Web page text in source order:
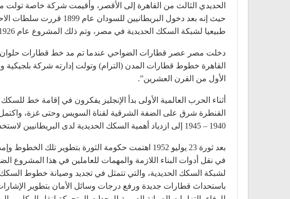
الحديدي الثالث من القاهرة إلى الأقصر، وأقيمت شركة خاصة
حيث إنه بعد دخول
طبيعيا لشبكة السكك الحديدية في مصر، وتم ذلك المشروع عام 1926 حيث امتد الخط إلى وادي حلفا داخل الحدود السودانية”.
القاهرة خطوط قطارات المدن (الترام) وتولت إدارته شركة
الأول من القرن العشرين”.
أثناء الحرب العالمية الأولى بدأ الإنجليز يفكرون في إقامة خط
1940 – 1945 إلى ازدياد أهمية السكك الحديدية لدى البريطانيين لاستخدام تلك الخطوط في نقل العتاد والذخائر والجنود واعتمادها الرئيسي على تلك الخطوط في النقل”.
بعد ثورة 23 يوليو 1952 اهتمت حكومة الثورة بتطوير
في نقل أدوات البناء اللازمة والمهمات للعاملين في هذا المشروع
لشبكة السكك الحديدية، والتي تتمثل في تجديد وصيانة خطوط
باستحداث قطارات جديدة ورفع درجات وسائل الأمان بتطوير